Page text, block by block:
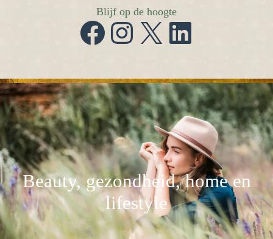
Blijf op de hoogte
Facebook
Instagram
X LinkedIn
Beauty, gezondheid, home en
lifestyle